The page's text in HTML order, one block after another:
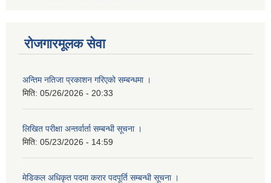
रोजगारमूलक सेवा
अन्तिम नतिजा प्रकाशन गरिएको सम्बन्धमा ।
मिति: 05/26/2026 - 20:33
लिखित परीक्षा अन्तर्वार्ता सम्बन्धी सूचना ।
मिति: 05/23/2026 - 14:59
मेडिकल अधिकृत पदमा करार पदपूर्ति सम्बन्धी सूचना ।